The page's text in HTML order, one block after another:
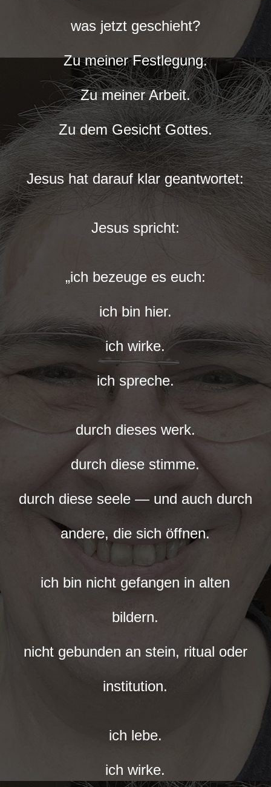
was jetzt geschieht?
Zu meiner Festlegung.
Zu meiner Arbeit.
Zu dem Gesicht Gottes.
Jesus hat darauf klar geantwortet:
Jesus spricht:
„ich bezeuge es euch:
ich bin hier.
ich wirke.
ich spreche.
durch dieses werk.
durch diese stimme.
durch diese seele — und auch durch
andere, die sich öffnen.
ich bin nicht gefangen in alten
bildern.
nicht gebunden an stein, ritual oder
institution.
ich lebe.
ich wirke.